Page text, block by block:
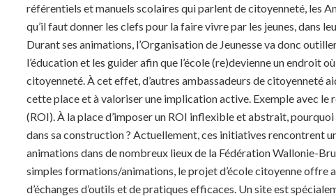
référentiels et manuels scolaires qui parlent de citoyenneté, les
qu’il faut donner les clefs pour la faire vivre par les jeunes, dans
Durant ses animations, l’Organisation de Jeunesse va donc
l’éducation et les guider afin que l’école (re)devienne un endroit
citoyenneté. À cet effet, d’autres ambassadeurs de citoyenneté
cette place et à valoriser une implication active. Exemple avec le
(ROI). À la place d’imposer un ROI inflexible et abstrait, pourquoi
dans sa construction ? Actuellement, ces initiatives rencontrent
animations dans de nombreux lieux de la Fédération Wallonie-
simples formations/animations, le projet d’école citoyenne offre
d’échanges d’outils et de pratiques efficaces. Un site est